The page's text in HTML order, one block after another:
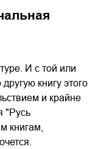
И с той или
книгу этого
и крайне
"Русь
книгам,